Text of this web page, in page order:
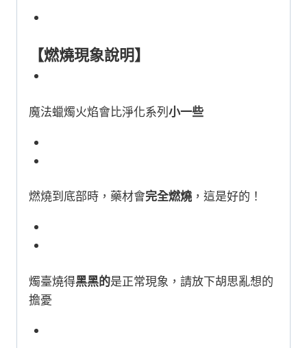
【燃燒現象說明】
魔法蠟燭火焰會比淨化系列 小一些
燃燒到底部時，藥材會完全燃燒 ，這是好的！
燭臺燒得黑黑的是正常現象，請放下胡思亂想的
擔憂